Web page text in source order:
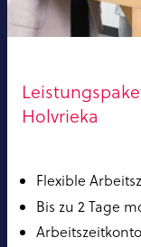
Holvrieka
Flexible
Bis zu 2 Tage